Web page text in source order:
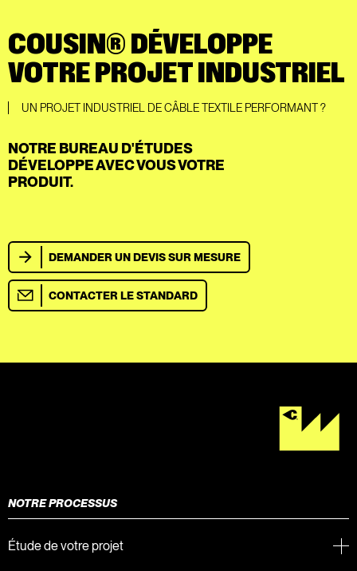
COUSIN® DÉVELOPPE
VOTRE PROJET INDUSTRIEL
UN PROJET INDUSTRIEL DE CÂBLE TEXTILE PERFORMANT ?
NOTRE BUREAU D'ÉTUDES
DÉVELOPPE AVEC VOUS VOTRE
PRODUIT.
DEMANDER UN DEVIS SUR MESURE
CONTACTER LE STANDARD
NOTRE PROCESSUS
Étude de votre projet